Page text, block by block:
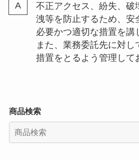
不正アクセス、紛失、破
洩等を防止するため、安
必要かつ適切な措置を講
また、業務委託先に対し
措置をとるよう管理して
商品検索